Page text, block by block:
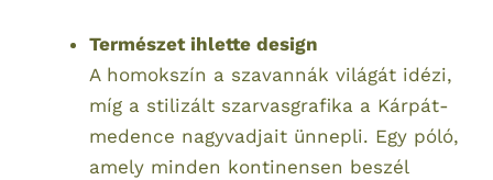
Természet ihlette design
A homokszín a szavannák világát idézi,
míg a stilizált szarvasgrafika a Kárpát-
medence nagyvadjait ünnepli. Egy póló,
amely minden kontinensen beszél